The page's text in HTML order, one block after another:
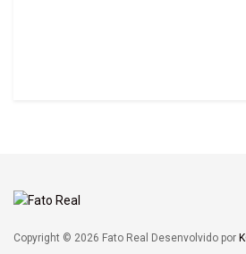
Copyright © 2026 Fato Real Desenvolvido por